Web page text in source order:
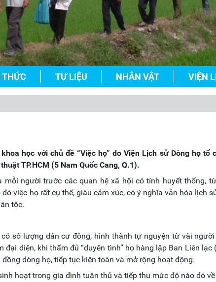
THỨC TƯ LIỆU NHÂN VẬT VIỆN
học với chủ đề “Việc họ” do Viện Lịch sử Dòng họ tổ
TP.HCM (5 Nam Quốc Cang, Q.1).
mỗi người trước các quan hệ xã hội có tính huyết thống,
việc họ rất cụ thể, giàu cảm xúc, có ý nghĩa văn hóa lịch
tộc.
số lượng dân cư đông, hình thành tự nguyện từ vài người
diện, khi thấm đủ “duyên tình” họ hàng lập Ban Liên lạc
dòng họ, tiếp tục kiện toàn và mở rộng hoạt động.
hoạt trong gia đình tuân thủ và tiếp thu mức độ nào đó